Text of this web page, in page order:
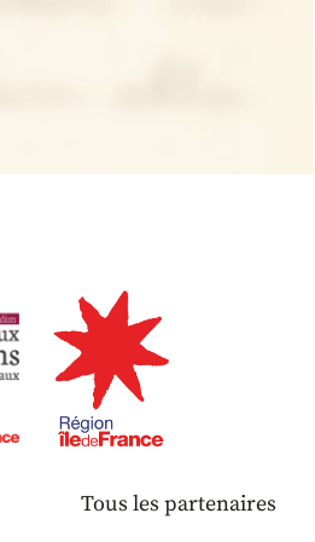
Tous les partenaires